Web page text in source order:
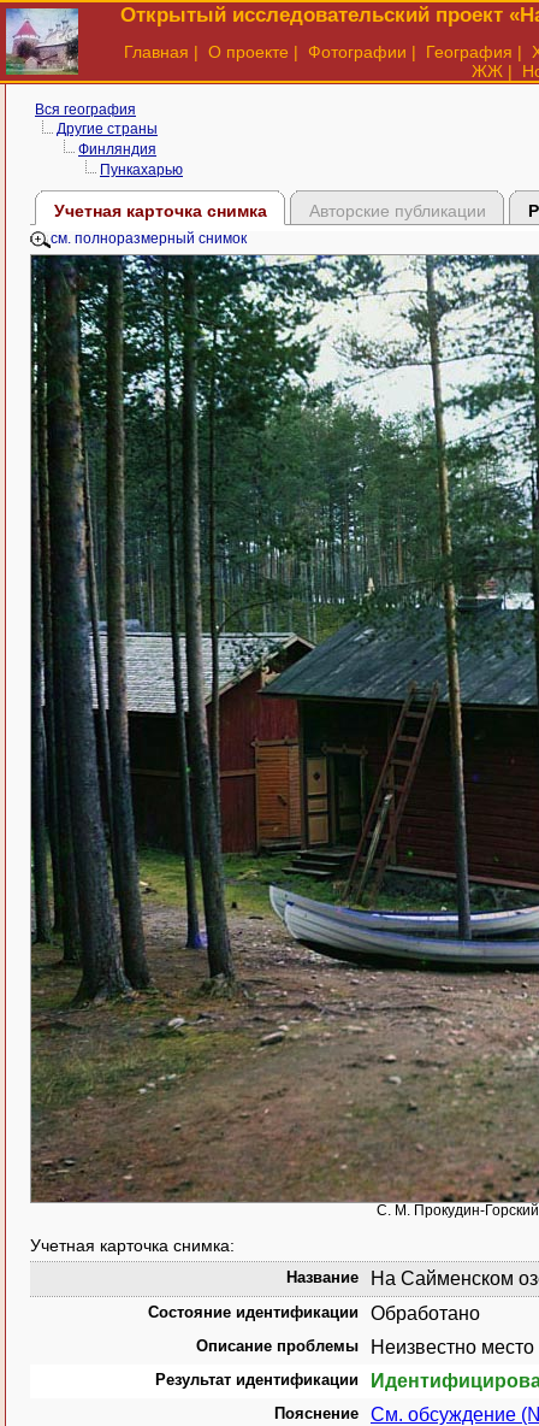
Открытый исследовательский проект
Главная | О проекте | Фотографии | География |
ЖЖ |
Вся география
Другие страны
Финляндия
Пункахарью
Учетная карточка снимка Авторские публикации
см. полноразмерный снимок
С. М. Прокудин-
Учетная карточка снимка:
Название На Сайменском
Состояние идентификации Обработано
Описание проблемы Неизвестно
Результат идентификации
Пояснение См. обсуждение